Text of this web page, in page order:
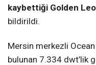
kaybettiği Golden
bildirildi.
Mersin merkezli
bulunan 7.334 dwt’lik